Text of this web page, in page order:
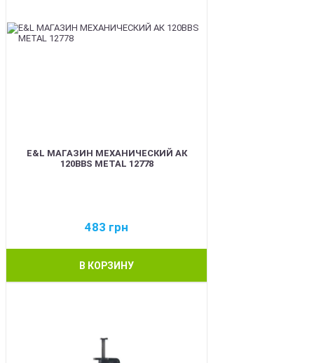
E&L МАГАЗИН МЕХАНИЧЕСКИЙ АК
120BBS METAL 12778
483 грн
В КОРЗИНУ